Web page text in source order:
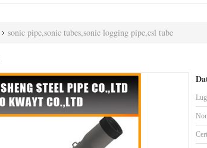
sonic pipe,sonic tubes,sonic logging pipe,csl tube